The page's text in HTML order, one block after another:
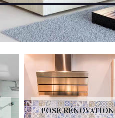
POSE RÉNOVATION